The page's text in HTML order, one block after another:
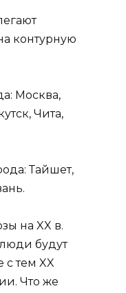
контурную
Москва,
Чита,
Тайшет,
на XX в.
будут
с тем XX
Что же